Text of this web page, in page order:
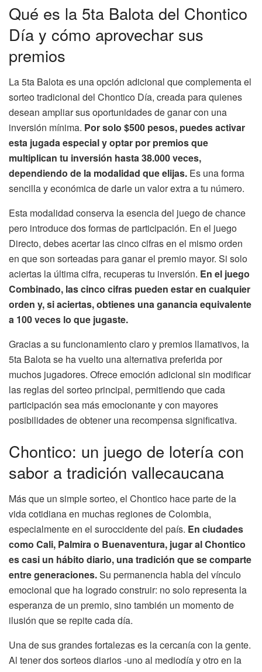
Qué es la 5ta Balota del Chontico
Día y cómo aprovechar sus
premios
La 5ta Balota es una opción adicional que complementa el
sorteo tradicional del Chontico Día, creada para quienes
desean ampliar sus oportunidades de ganar con una
inversión mínima. Por solo $500 pesos, puedes activar
esta jugada especial y optar por premios que
multiplican tu inversión hasta 38.000 veces,
dependiendo de la modalidad que elijas. Es una forma
sencilla y económica de darle un valor extra a tu número.
Esta modalidad conserva la esencia del juego de chance
pero introduce dos formas de participación. En el juego
Directo, debes acertar las cinco cifras en el mismo orden
en que son sorteadas para ganar el premio mayor. Si solo
aciertas la última cifra, recuperas tu inversión. En el juego
Combinado, las cinco cifras pueden estar en cualquier
orden y, si aciertas, obtienes una ganancia equivalente
a 100 veces lo que jugaste.
Gracias a su funcionamiento claro y premios llamativos, la
5ta Balota se ha vuelto una alternativa preferida por
muchos jugadores. Ofrece emoción adicional sin modificar
las reglas del sorteo principal, permitiendo que cada
participación sea más emocionante y con mayores
posibilidades de obtener una recompensa significativa.
Chontico: un juego de lotería con
sabor a tradición vallecaucana
Más que un simple sorteo, el Chontico hace parte de la
vida cotidiana en muchas regiones de Colombia,
especialmente en el suroccidente del país. En ciudades
como Cali, Palmira o Buenaventura, jugar al Chontico
es casi un hábito diario, una tradición que se comparte
entre generaciones.Su permanencia habla del vínculo
emocional que ha logrado construir: no solo representa la
esperanza de un premio, sino también un momento de
ilusión que se repite cada día.
Una de sus grandes fortalezas es la cercanía con la gente.
Al tener dos sorteos diarios -uno al mediodía y otro en la